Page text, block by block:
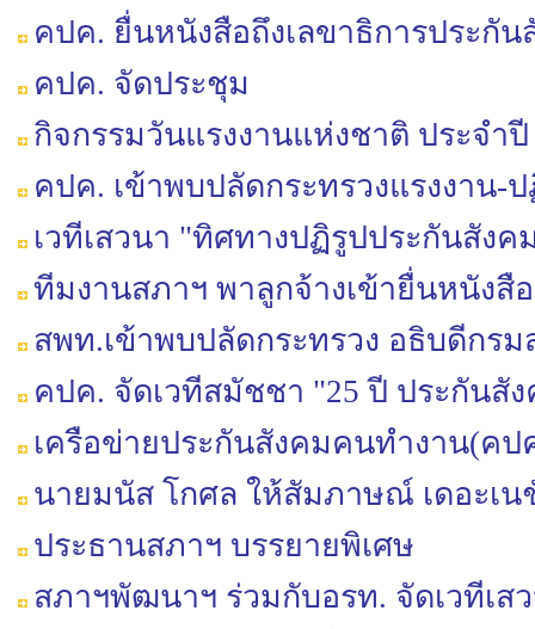
คปค. ยื่นหนังสือถึงเลขาธิการประกัน
คปค. จัดประชุม
กิจกรรมวันแรงงานแห่งชาติ ประจำปี
คปค. เข้าพบปลัดกระทรวงแรงงาน-
เวทีเสวนา "ทิศทางปฏิรูปประกันสังค
ทีมงานสภาฯ พาลูกจ้างเข้ายื่นหนังสื
สพท.เข้าพบปลัดกระทรวง อธิบดีกร
คปค. จัดเวทีสมัชชา "25 ปี ประกันสั
เครือข่ายประกันสังคมคนทำงาน(คป
นายมนัส โกศล ให้สัมภาษณ์ เดอะเ
ประธานสภาฯ บรรยายพิเศษ
สภาฯพัฒนาฯ ร่วมกับอรท. จัดเวทีเส